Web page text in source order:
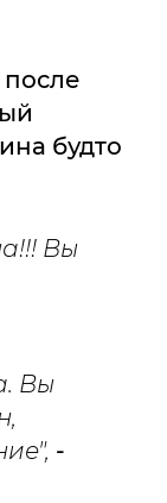
будто
Вы
Вы
-